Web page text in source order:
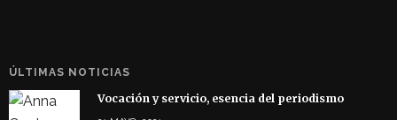
ÚLTIMAS NOTICIAS
Vocación y servicio, esencia del periodismo